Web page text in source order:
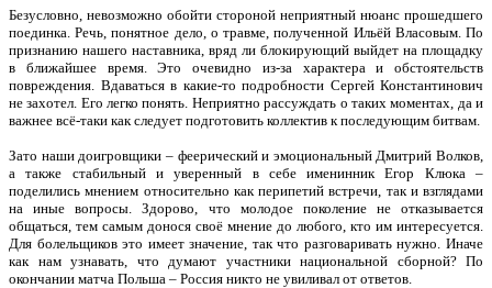
Безусловно, невозможно обойти стороной неприятный нюанс прошедшего
поединка. Речь, понятное дело, о травме, полученной Ильёй Власовым. По
признанию нашего наставника, вряд ли блокирующий выйдет на площадку
в ближайшее время. Это очевидно из-за характера и обстоятельств
повреждения. Вдаваться в какие-то подробности Сергей Константинович
не захотел. Его легко понять. Неприятно рассуждать о таких моментах, да и
важнее всё-таки как следует подготовить коллектив к последующим битвам.
Зато наши доигровщики – феерический и эмоциональный Дмитрий Волков,
а также стабильный и уверенный в себе именинник Егор Клюка –
поделились мнением относительно как перипетий встречи, так и взглядами
на иные вопросы. Здорово, что молодое поколение не отказывается
общаться, тем самым донося своё мнение до любого, кто им интересуется.
Для болельщиков это имеет значение, так что разговаривать нужно. Иначе
как нам узнавать, что думают участники национальной сборной? По
окончании матча Польша – Россия никто не увиливал от ответов.